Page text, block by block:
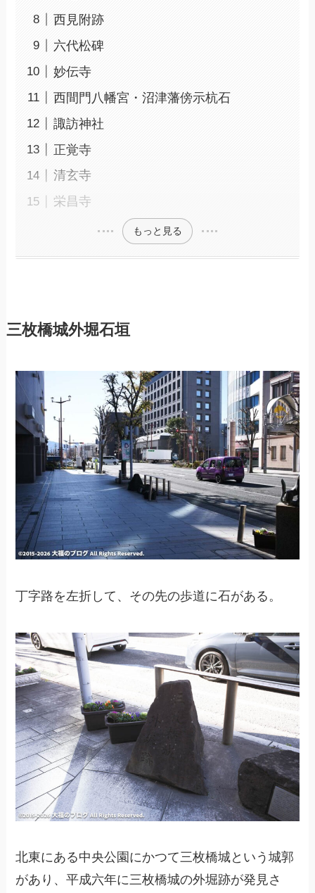
西見附跡
六代松碑
妙伝寺
西間門八幡宮・沼津藩傍示杭石
諏訪神社
正覚寺
清玄寺
栄昌寺
もっと見る
三枚橋城外堀石垣
丁字路を左折して、その先の歩道に石がある。
北東にある中央公園にかつて三枚橋城という城郭
があり、平成六年に三枚橋城の外堀跡が発見さ